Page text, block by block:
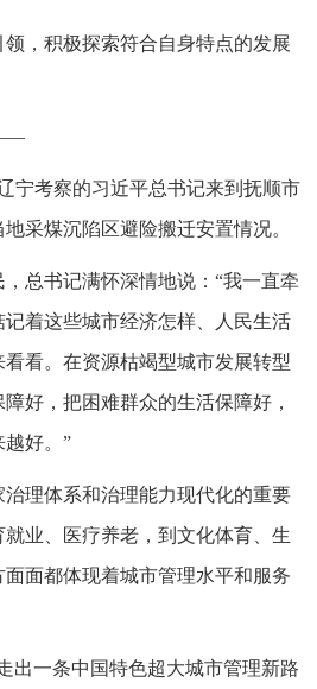
，积极探索符合自身特点的发展
宁考察的习近平总书记来到抚顺市
采煤沉陷区避险搬迁安置情况。
总书记满怀深情地说：“我一直牵
着这些城市经济怎样、人民生活
看。在资源枯竭型城市发展转型
好，把困难群众的生活保障好，
好。”
理体系和治理能力现代化的重要
业、医疗养老，到文化体育、生
面都体现着城市管理水平和服务
出一条中国特色超大城市管理新路